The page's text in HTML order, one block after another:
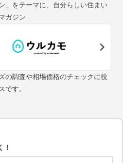
」をテーマに、自分らしい住まい
ガジン
の調査や相場価格のチェックに役
です。
！